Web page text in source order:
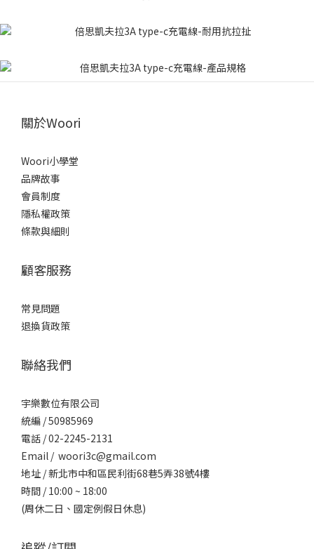
關於Woori
Woori小學堂
品牌故事
會員制度
隱私權政策
條款與細則
顧客服務
常見問題
退換貨政策
聯絡我們
宇樂數位有限公司
統編 / ​50985969
電話 / 02-2245-2131
Email / woori3c@gmail.com
地址 / 新北市中和區民利街68巷5弄38號4樓
時間 / 10:00 ~ 18:00
(周休二日、國定例假日休息)